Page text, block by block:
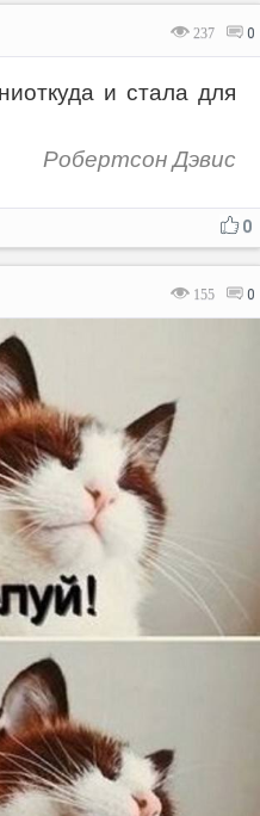
237 0
и стала для
Робертсон Дэвис
0
155 0